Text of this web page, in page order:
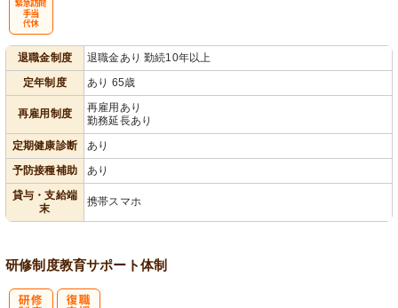
退職金制度
退職金あり 勤続10年以上
定年制度
あり 65歳
再雇用制度
再雇用あり
勤務延長あり
定期健康診断
あり
予防接種補助
あり
貸与・支給端
末
携帯スマホ
研修制度教育サポート体制